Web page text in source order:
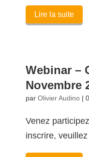
Lire la suite
Webinar –
Novembre
parOlivier Audino |
Venez
inscrire,